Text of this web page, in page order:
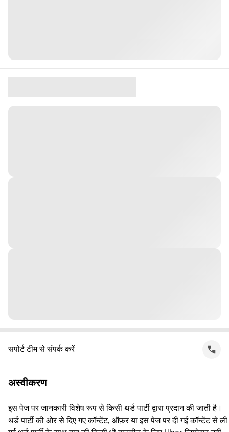
सपोर्ट टीम से संपर्क करें
अस्वीकरण
इस पेज पर जानकारी विशेष रूप से किसी थर्ड पार्टी द्वारा प्रदान की जाती है।
थर्ड पार्टी की ओर से दिए गए कॉन्टेंट, ऑफ़र या इस पेज पर दी गई कॉन्टेंट से ली